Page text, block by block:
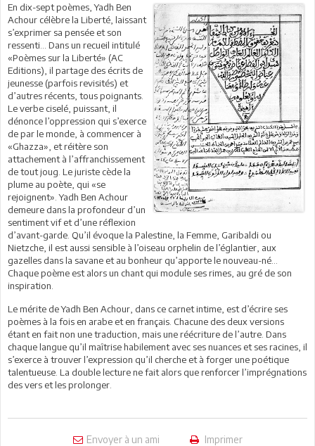
En dix-sept poèmes, Yadh Ben
Achour célèbre la Liberté, laissant
s’exprimer sa pensée et son
ressenti… Dans un recueil intitulé
«Poèmes sur la Liberté» (AC
Editions), il partage des écrits de
jeunesse (parfois revisités) et
d’autres récents, tous poignants.
Le verbe ciselé, puissant, il
dénonce l’oppression qui s’exerce
de par le monde, à commencer à
«Ghazza», et réitère son
attachement à l’affranchissement
de tout joug. Le juriste cède la
plume au poète, qui «se
rejoignent». Yadh Ben Achour
demeure dans la profondeur d’un
sentiment vif et d’une réflexion
d’avant-garde. Qu’il évoque la Palestine, la Femme, Garibaldi ou
Nietzche, il est aussi sensible à l’oiseau orphelin de l’églantier, aux
gazelles dans la savane et au bonheur qu’apporte le nouveau-né…
Chaque poème est alors un chant qui module ses rimes, au gré de son
inspiration.
Le mérite de Yadh Ben Achour, dans ce carnet intime, est d’écrire ses
poèmes à la fois en arabe et en français. Chacune des deux versions
étant en fait non une traduction, mais une réécriture de l’autre. Dans
chaque langue qu’il maîtrise habilement avec ses nuances et ses racines, il
s’exerce à trouver l’expression qu’il cherche et à forger une poétique
talentueuse. La double lecture ne fait alors que renforcer l’imprégnations
des vers et les prolonger.
Envoyer à un ami Imprimer